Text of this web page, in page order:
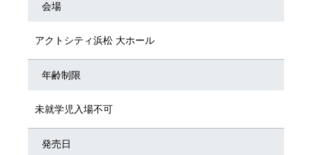
会場
アクトシティ浜松 大ホール
年齢制限
未就学児入場不可
発売日